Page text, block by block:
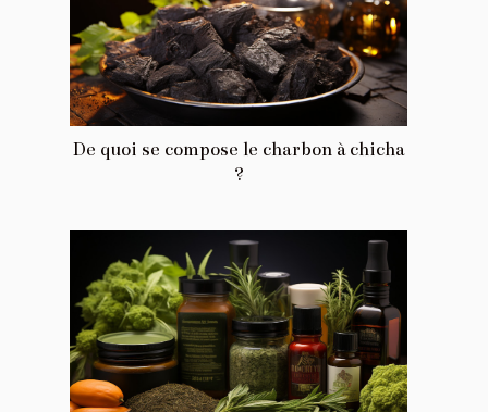
De quoi se compose le charbon à chicha
?